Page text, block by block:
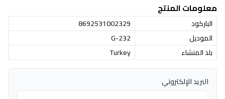
معلومات المنتج
الباركود
8692531002329
الموديل
G-232
بلد المنشاء
Turkey
البريد الإلكتروني